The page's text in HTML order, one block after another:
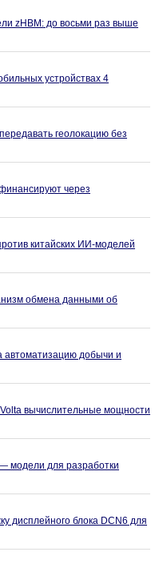
zHBM: до восьми раз выше
устройствах 4
геолокацию без
через
китайских ИИ-моделей
обмена данными об
автоматизацию добычи и
вычислительные мощности
модели для разработки
дисплейного блока DCN6 для